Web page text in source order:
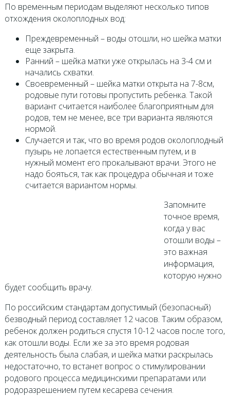
По временным периодам выделяют несколько типов
отхождения околоплодных вод:
Преждевременный – воды отошли, но шейка матки
еще закрыта.
Ранний – шейка матки уже открылась на 3-4 см и
начались схватки.
Своевременный – шейка матки открыта на 7-8см,
родовые пути готовы пропустить ребенка. Такой
вариант считается наиболее благоприятным для
родов, тем не менее, все три варианта являются
нормой.
Случается и так, что во время родов околоплодный
пузырь не лопается естественным путем, и в
нужный момент его прокалывают врачи. Этого не
надо бояться, так как процедура обычная и тоже
считается вариантом нормы.
Запомните
точное время,
когда у вас
отошли воды –
это важная
информация,
которую нужно
будет сообщить врачу.
По российским стандартам допустимый (безопасный)
безводный период составляет 12 часов. Таким образом,
ребенок должен родиться спустя 10-12 часов после того,
как отошли воды. Если же за это время родовая
деятельность была слабая, и шейка матки раскрылась
недостаточно, то встанет вопрос о стимулировании
родового процесса медицинскими препаратами или
родоразрешением путем кесарева сечения.